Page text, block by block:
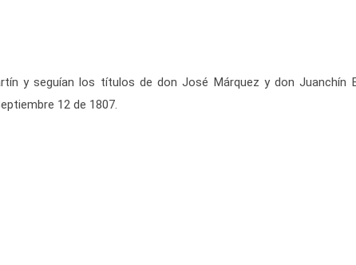
y seguían los títulos de don José Márquez y don Juanchín
12 de 1807.